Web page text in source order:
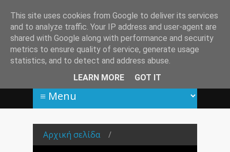
Αρχική σελίδα /
This site uses cookies from Google to deliver its services
and to analyze traffic. Your IP address and user-agent are
shared with Google along with performance and security
metrics to ensure quality of service, generate usage
statistics, and to detect and address abuse.
LEARN MORE
GOT IT